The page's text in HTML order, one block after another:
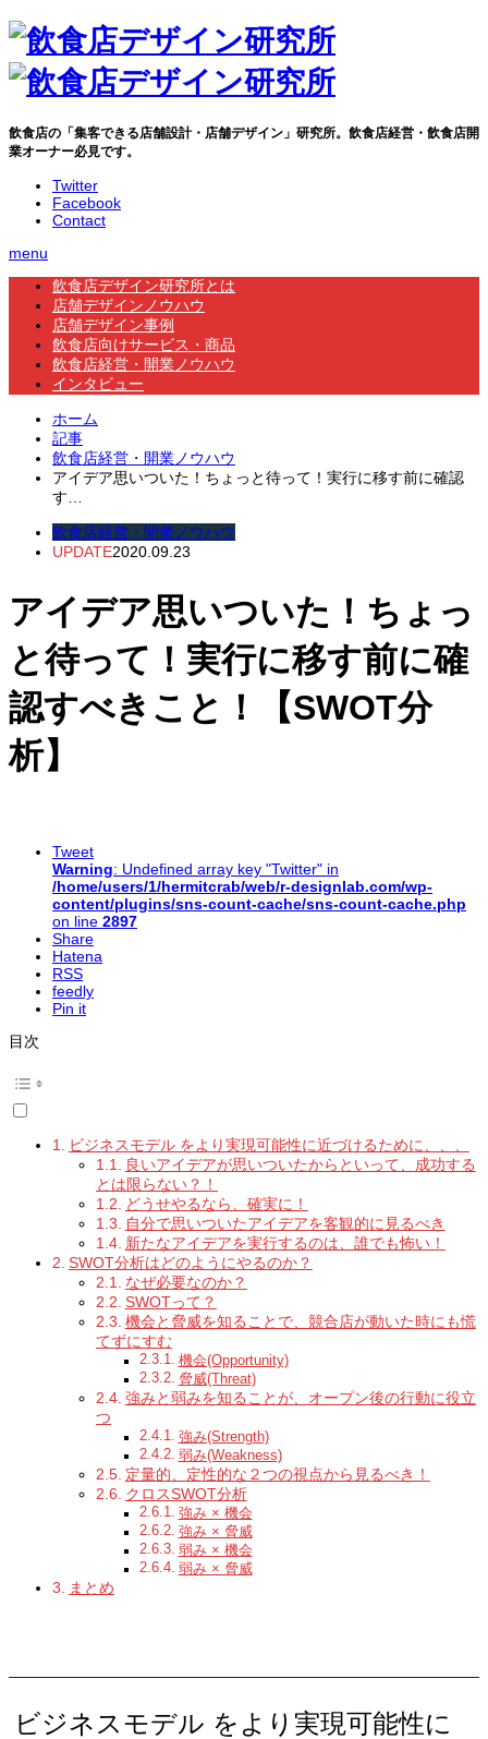
飲食店の「集客できる店舗設計・店舗デザイン」研究所。飲食店経営・飲食店開
業オーナー必見です。
Twitter
Facebook
Contact
menu
飲食店デザイン研究所とは
店舗デザインノウハウ
店舗デザイン事例
飲食店向けサービス・商品
飲食店経営・開業ノウハウ
インタビュー
ホーム
記事
飲食店経営・開業ノウハウ
アイデア思いついた！ちょっと待って！実行に移す前に確認
す…
飲食店経営・開業ノウハウ
UPDATE2020.09.23
アイデア思いついた！ちょっ
と待って！実行に移す前に確
認すべきこと！【SWOT分
析】
Tweet
Warning: Undefined array key "Twitter" in
/home/users/1/hermitcrab/web/r-designlab.com/wp-
content/plugins/sns-count-cache/sns-count-cache.php
on line 2897
Share
Hatena
RSS
feedly
Pin it
目次
ビジネスモデル をより実現可能性に近づけるために、、、
良いアイデアが思いついたからといって、成功する
とは限らない？！
どうせやるなら、確実に！
自分で思いついたアイデアを客観的に見るべき
新たなアイデアを実行するのは、誰でも怖い！
SWOT分析はどのようにやるのか？
なぜ必要なのか？
SWOTって？
機会と脅威を知ることで、競合店が動いた時にも慌
てずにすむ
機会(Opportunity)
脅威(Threat)
強みと弱みを知ることが、オープン後の行動に役立
つ
強み(Strength)
弱み(Weakness)
定量的、定性的な２つの視点から見るべき！
クロスSWOT分析
強み × 機会
強み × 脅威
弱み × 機会
弱み × 脅威
まとめ
ビジネスモデル をより実現可能性に